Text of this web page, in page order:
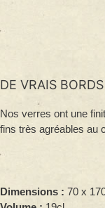
DE VRAIS
Nos verres ont une
fins très agréables au
Dimensions : 70 x